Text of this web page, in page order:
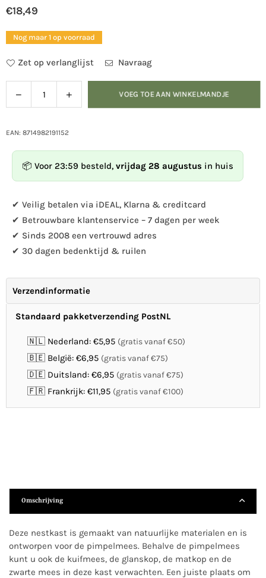
Normale
prijs
€18,49
Nog maar 1 op voorraad
Zet op verlanglijst Navraag
Hoeveelheid
Verlaag
de
voor
nestkast
Verhoog
de
VOEG TOE AAN WINKELMANDJE
EAN: 8714982191152
📦 Voor 23:59 besteld, vrijdag 28 augustus in huis
✔ Veilig betalen via iDEAL, Klarna & creditcard
✔ Betrouwbare klantenservice – 7 dagen per week
✔ Sinds 2008 een vertrouwd adres
✔ 30 dagen bedenktijd & ruilen
Verzendinformatie
Standaard pakketverzending PostNL
🇳🇱 Nederland: €5,95 (gratis vanaf €50)
🇧🇪 België: €6,95 (gratis vanaf €75)
🇩🇪 Duitsland: €6,95 (gratis vanaf €75)
🇫🇷 Frankrijk: €11,95 (gratis vanaf €100)
Omschrijving
Deze nestkast is gemaakt van natuurlijke materialen en is
ontworpen voor de pimpelmees. Behalve de pimpelmees
kunt u ook de kuifmees, de glanskop, de matkop en de
zwarte mees in deze kast verwachten. Een juiste plaats om